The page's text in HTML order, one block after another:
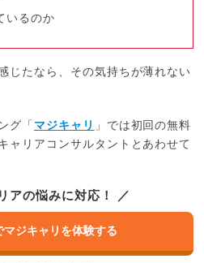
いるのか
じたなら、その気持ちが薄れない
グ「 マジキャリ
」では初回の無料
ャリアコンサルタントとあわせて
アの悩みに対応！ ／
マジキャリを体験する